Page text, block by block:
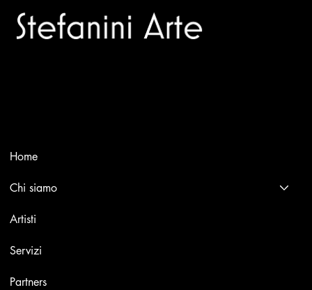
Home
Chi siamo
Artisti
Servizi
Partners